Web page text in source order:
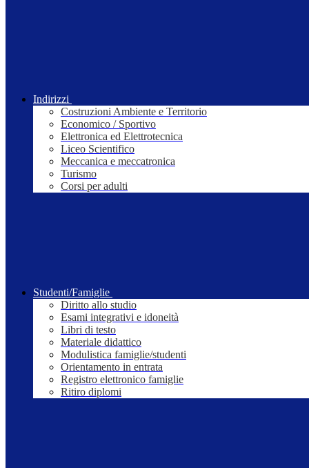
Indirizzi
Costruzioni Ambiente e Territorio
Economico / Sportivo
Elettronica ed Elettrotecnica
Liceo Scientifico
Meccanica e meccatronica
Turismo
Corsi per adulti
Studenti/Famiglie
Diritto allo studio
Esami integrativi e idoneità
Libri di testo
Materiale didattico
Modulistica famiglie/studenti
Orientamento in entrata
Registro elettronico famiglie
Ritiro diplomi